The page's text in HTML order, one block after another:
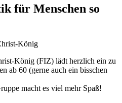
für Menschen so
König
König (FIZ) lädt herzlich ein zu
ab 60 (gerne auch ein bisschen
macht es viel mehr Spaß!